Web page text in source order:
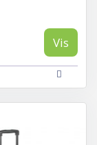
Vis